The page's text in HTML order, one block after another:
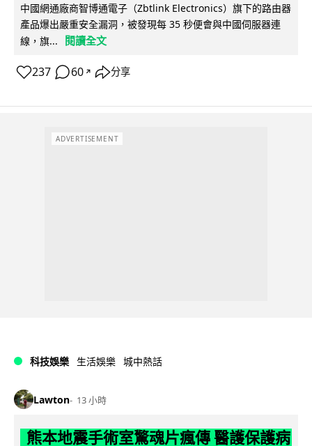
中國網通廠商智博通電子（Zbtlink Electronics）旗下的路由器
產品爆出嚴重安全漏洞，被發現每 35 秒便會與中國伺服器連
線，旗...
閱讀全文
237 60 ↗ 分享
ADVERTISEMENT
科技娛樂 生活娛樂 城中熱話
Lawton 13 小時
熊本地震手術室驚魂片瘋傳 醫護保護病